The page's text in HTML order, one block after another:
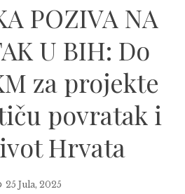
POZIVA NA
U BIH: Do
za projekte
povratak i
Hrvata
25 Jula, 2025